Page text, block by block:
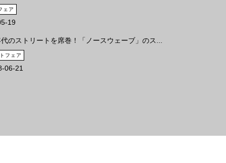
ェア
19
のストリートを席巻！「ノースウェーブ」のス...
フェア
06-21